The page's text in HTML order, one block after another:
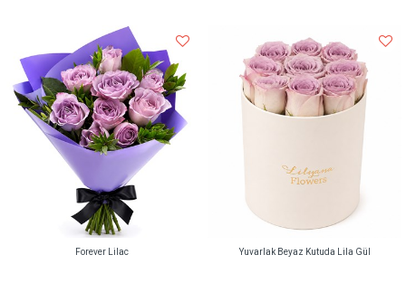
Forever Lilac Yuvarlak Beyaz Kutuda Lila Gül